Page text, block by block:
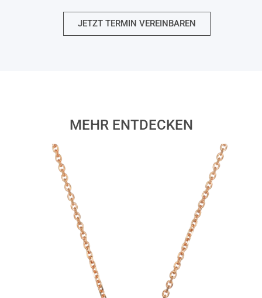
JETZT TERMIN VEREINBAREN
MEHR ENTDECKEN